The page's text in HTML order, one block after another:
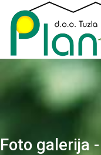
Foto galerija